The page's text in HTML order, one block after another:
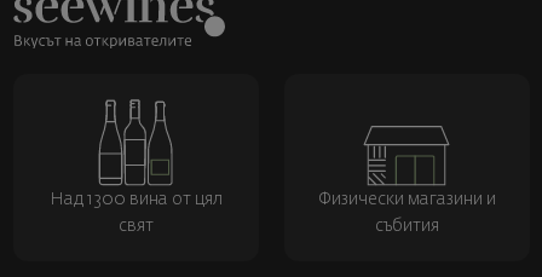
Над 1300 вина от цял
свят
Физически магазини и
събития